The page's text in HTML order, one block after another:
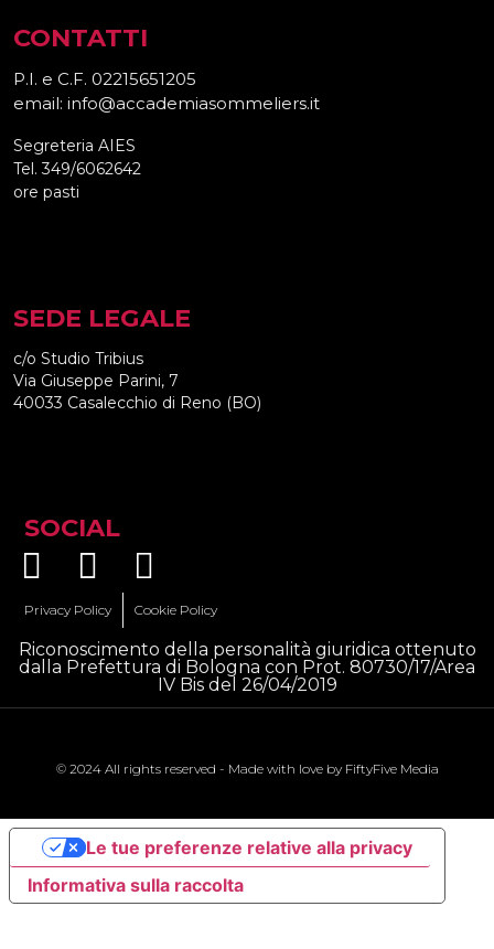
CONTATTI
P.I. e C.F. 02215651205
email: info@accademiasommeliers.it
Segreteria AIES
Tel. 349/6062642
ore pasti
SEDE LEGALE
c/o Studio Tribius
Via Giuseppe Parini, 7
40033 Casalecchio di Reno (BO)
SOCIAL
Privacy Policy Cookie Policy
Riconoscimento della personalità giuridica ottenuto
dalla Prefettura di Bologna con Prot. 80730/17/Area
IV Bis del 26/04/2019
© 2024 All rights reserved - Made with love by FiftyFive Media
Informativa sulla raccolta
Le tue preferenze relative alla privacy